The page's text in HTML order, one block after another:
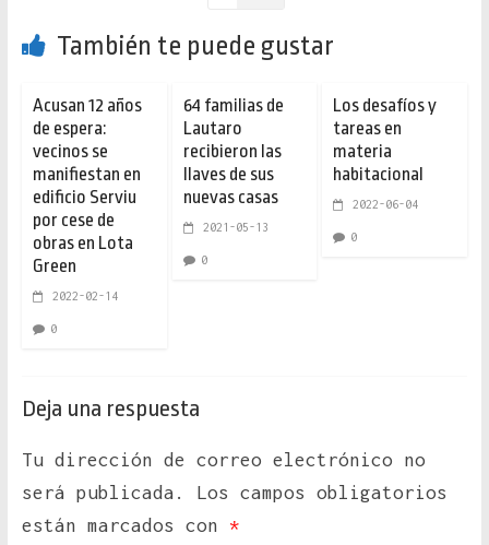
También te puede gustar
Acusan 12 años
de espera:
vecinos se
manifiestan en
edificio Serviu
por cese de
obras en Lota
Green
2022-02-14
0
64 familias de
Lautaro
recibieron las
llaves de sus
nuevas casas
2021-05-13
0
Los desafíos y
tareas en
materia
habitacional
2022-06-04
0
Deja una respuesta
Tu dirección de correo electrónico no
será publicada.
Los campos obligatorios
están marcados con *